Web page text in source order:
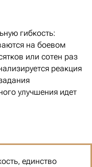
гибкость:
на боевом
или сотен раз
реакция
улучшения идет
единство